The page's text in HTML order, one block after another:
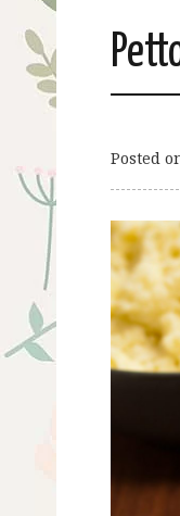
Posted